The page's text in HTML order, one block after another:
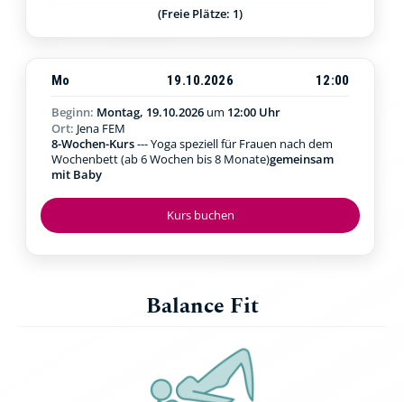
(Freie Plätze: 1)
Kurs buchen
Mo 19.10.2026
12:00
Beginn: Montag, 19.10.2026 um 12:00 Uhr
Ort: Jena FEM
8-Wochen-Kurs--- Yoga speziell für Frauen nach dem
Wochenbett (ab 6 Wochen bis 8 Monate)gemeinsam
mit Baby
Balance Fit